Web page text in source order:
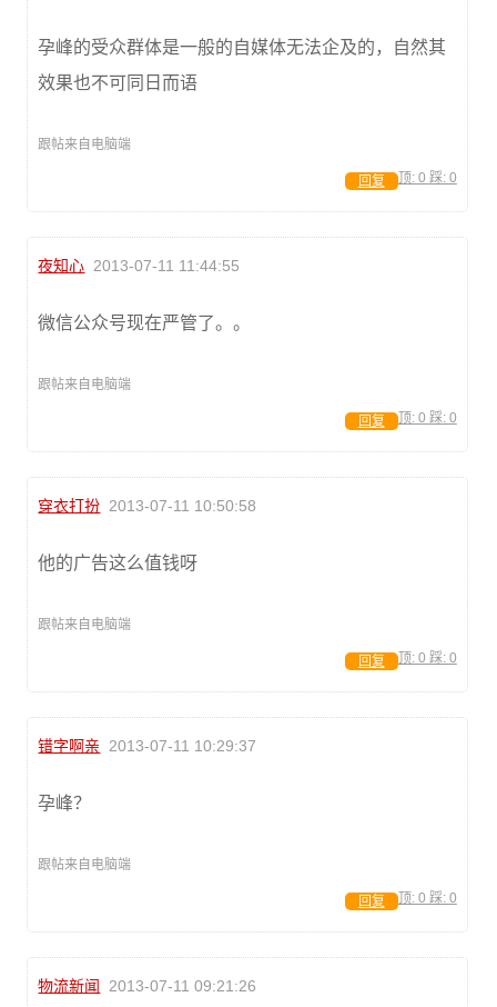
孕峰的受众群体是一般的自媒体无法企及的，自然其
效果也不可同日而语
跟帖来自电脑端
顶: 0 踩: 0
回复
夜知心 2013-07-11 11:44:55
微信公众号现在严管了。。
跟帖来自电脑端
顶: 0 踩: 0
回复
穿衣打扮 2013-07-11 10:50:58
他的广告这么值钱呀
跟帖来自电脑端
顶: 0 踩: 0
回复
错字啊亲 2013-07-11 10:29:37
孕峰？
跟帖来自电脑端
顶: 0 踩: 0
回复
物流新闻 2013-07-11 09:21:26